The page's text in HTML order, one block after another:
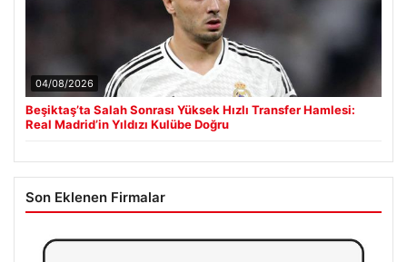
04/08/2026
Beşiktaş’ta Salah Sonrası Yüksek Hızlı Transfer Hamlesi:
Real Madrid’in Yıldızı Kulübe Doğru
Son Eklenen Firmalar